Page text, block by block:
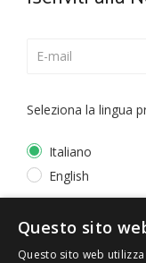
Seleziona la lingua
Italiano
English
Questo sito
Questo sito web